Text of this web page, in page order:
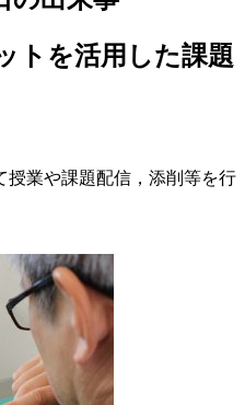
トを活用した課題
授業や課題配信，添削等を行